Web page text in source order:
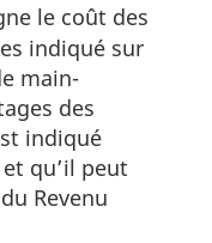
le coût des
indiqué sur
main-
des
indiqué
qu’il peut
Revenu